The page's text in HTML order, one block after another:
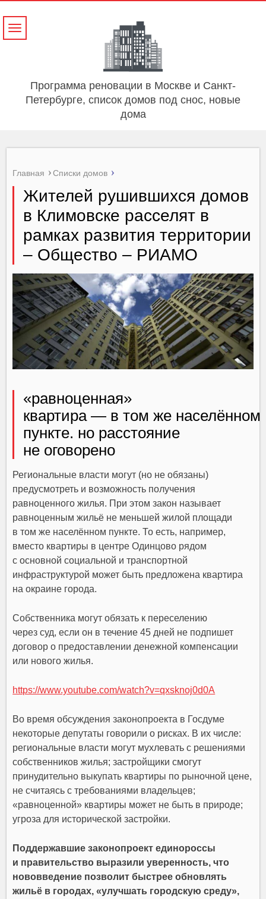
Программа реновации в Москве и Санкт-
Петербурге, список домов под снос, новые
дома
Навигация
Главная Списки домов
Жителей рушившихся домов
в Климовске расселят в
рамках развития территории
– Общество – РИАМО
«равноценная»
квартира — в том же населённом
пункте. но расстояние
не оговорено
Региональные власти могут (но не обязаны)
предусмотреть и возможность получения
равноценного жилья. При этом закон называет
равноценным жильё не меньшей жилой площади
в том же населённом пункте. То есть, например,
вместо квартиры в центре Одинцово рядом
с основной социальной и транспортной
инфраструктурой может быть предложена квартира
на окраине города.
Собственника могут обязать к переселению
через суд, если он в течение 45 дней не подпишет
договор о предоставлении денежной компенсации
или нового жилья.
https://www.youtube.com/watch?v=qxsknoj0d0A
Во время обсуждения законопроекта в Госдуме
некоторые депутаты говорили о рисках. В их числе:
региональные власти могут мухлевать с решениями
собственников жилья; застройщики смогут
принудительно выкупать квартиры по рыночной цене,
не считаясь с требованиями владельцев;
«равноценной» квартиры может не быть в природе;
угроза для исторической застройки.
Поддержавшие законопроект единороссы
и правительство выразили уверенность, что
нововведение позволит быстрее обновлять
жильё в городах, «улучшать городскую среду»,